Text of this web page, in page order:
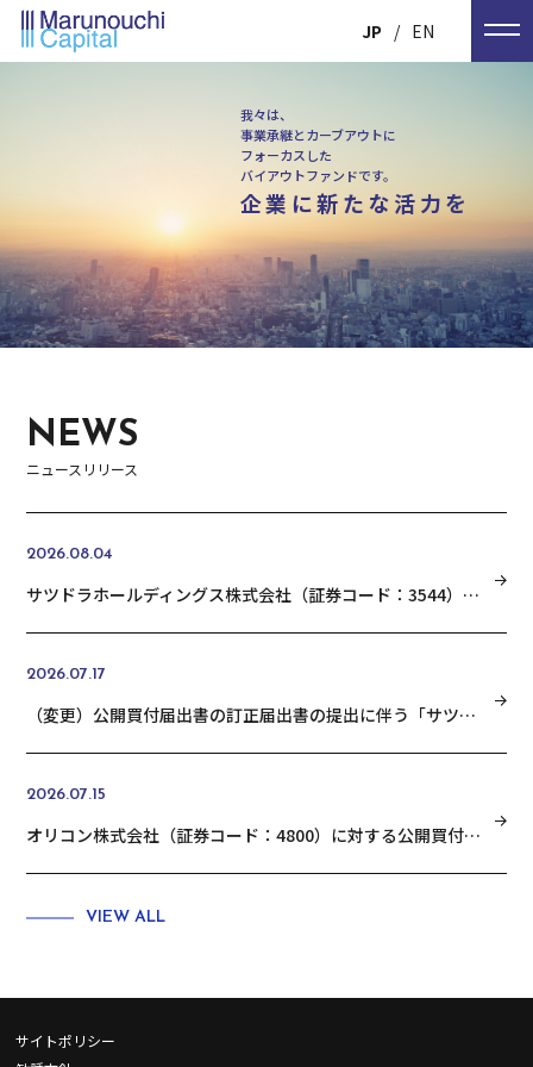
EN
JP
我々は、
事業承継とカーブアウトに
フォーカスした
バイアウトファンドです。
企業に新たな活力を
NEWS
ニュースリリース
2026.08.04
サツドラホールディングス株式会社（証券コード：3544）の普通株式に対する公開買付けの結果に関するお知らせ
2026.07.17
（変更）公開買付届出書の訂正届出書の提出に伴う「サツドラホールディングス株式会社 （証券コード：3544）の普通株式に対する公開買付けの開始に関するお知らせ」の変更に関するお知らせ
2026.07.15
オリコン株式会社（証券コード：4800）に対する公開買付けの結果に関するお知らせ
VIEW ALL
サイトポリシー